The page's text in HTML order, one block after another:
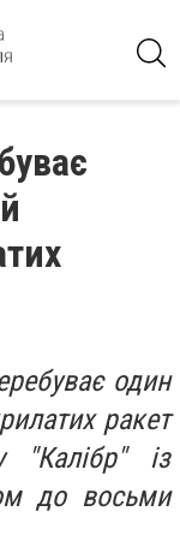
один
ракет
"Калібр" із
до восьми